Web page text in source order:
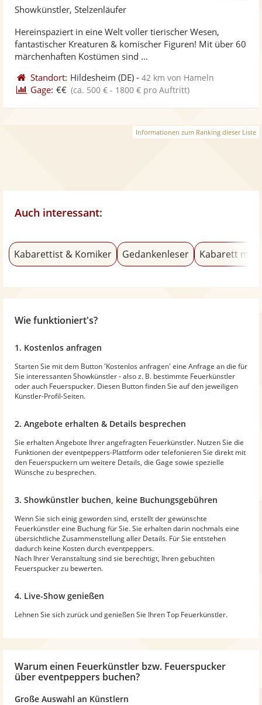
Showkünstler, Stelzenläufer
Hereinspaziert in eine Welt voller tierischer Wesen,
fantastischer Kreaturen & komischer Figuren! Mit über 60
märchenhaften Kostümen sind ...
Standort: Hildesheim (DE) -42 km von Hameln
Gage: €€ (ca. 500 € - 1800 € pro Auftritt)
Informationen zum Ranking dieser Liste
Auch interessant:
Kabarettist & Komiker Gedankenleser Kabarett mit
Wie funktioniert's?
1. Kostenlos anfragen
Starten Sie mit dem Button 'Kostenlos anfragen' eine Anfrage an die für
Sie interessanten Showkünstler - also z. B. bestimmte Feuerkünstler
oder auch Feuerspucker. Diesen Button finden Sie auf den jeweiligen
Künstler-Profil-Seiten.
2. Angebote erhalten & Details besprechen
Sie erhalten Angebote Ihrer angefragten Feuerkünstler. Nutzen Sie die
Funktionen der eventpeppers-Plattform oder telefonieren Sie direkt mit
den Feuerspuckern um weitere Details, die Gage sowie spezielle
Wünsche zu besprechen.
3. Showkünstler buchen, keine Buchungsgebühren
Wenn Sie sich einig geworden sind, erstellt der gewünschte
Feuerkünstler eine Buchung für Sie. Sie erhalten darin nochmals eine
übersichtliche Zusammenstellung aller Details. Für Sie entstehen
dadurch keine Kosten durch eventpeppers.
Nach Ihrer Veranstaltung sind sie berechtigt, Ihren gebuchten
Feuerspucker zu bewerten.
4. Live-Show genießen
Lehnen Sie sich zurück und genießen Sie Ihren Top Feuerkünstler.
Warum einen Feuerkünstler bzw. Feuerspucker
über eventpeppers buchen?
Große Auswahl an Künstlern